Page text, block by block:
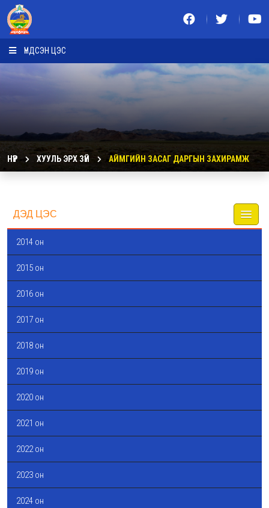
ҮНДСЭН ЦЭС
НҮҮР ХУУЛЬ ЭРХ ЗҮЙ АЙМГИЙН ЗАСАГ ДАРГЫН ЗАХИРАМЖ
ДЭД ЦЭС
2014 он
2015 он
2016 он
2017 он
2018 он
2019 он
2020 он
2021 он
2022 он
2023 он
2024 он